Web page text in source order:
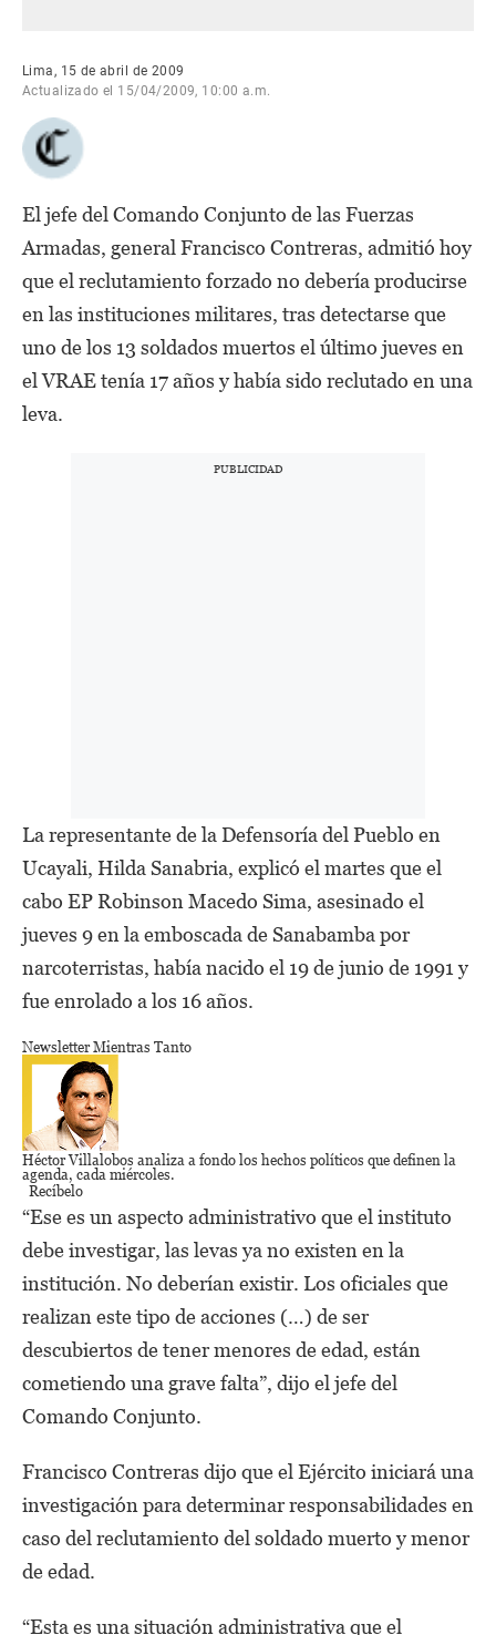
Lima, 15 de abril de 2009
Actualizado el 15/04/2009, 10:00 a.m.
El jefe del Comando Conjunto de las Fuerzas
Armadas, general Francisco Contreras, admitió hoy
que el reclutamiento forzado no debería producirse
en las instituciones militares, tras detectarse que
uno de los 13 soldados muertos el último jueves en
el VRAE tenía 17 años y había sido reclutado en una
leva.
La representante de la Defensoría del Pueblo en
Ucayali, Hilda Sanabria, explicó el martes que el
cabo EP Robinson Macedo Sima, asesinado el
jueves 9 en la emboscada de Sanabamba por
narcoterristas, había nacido el 19 de junio de 1991 y
fue enrolado a los 16 años.
Newsletter Mientras Tanto
Héctor Villalobos analiza a fondo los hechos políticos que definen la
agenda, cada miércoles.
Recíbelo
“Ese es un aspecto administrativo que el instituto
debe investigar, las levas ya no existen en la
institución. No deberían existir. Los oficiales que
realizan este tipo de acciones (…) de ser
descubiertos de tener menores de edad, están
cometiendo una grave falta”, dijo el jefe del
Comando Conjunto.
Francisco Contreras dijo que el Ejército iniciará una
investigación para determinar responsabilidades en
caso del reclutamiento del soldado muerto y menor
de edad.
“Esta es una situación administrativa que el